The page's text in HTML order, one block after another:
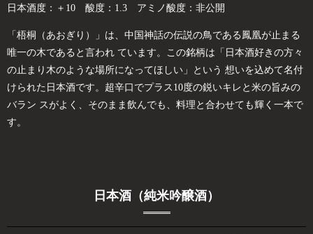
日本酒度：＋10 酸度：1.3 アミノ酸度：非公開
「梧桐（あおぎり）」は、中国神話の伝説の鳥である鳳凰が止まる
唯一の木であると言われ ています。この銘柄は「日本酒好きの方々
の止まり木のような場所になってほしい」という 想いを込めて名付
けられた日本酒です。超辛口でプラス10度の鋭いキレと米の旨みの
バラン スがよく、そのまま飲んでも、料理と合わせても輝く一本で
す。
日本酒（純米吟醸酒）